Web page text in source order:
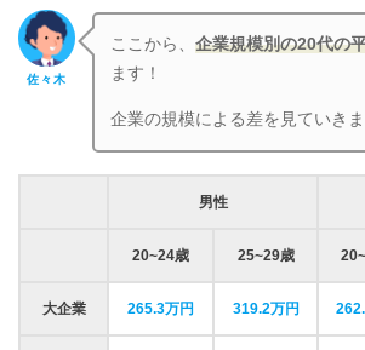
佐々木
ここから、企業規模別の20代の
ます！
企業の規模による差を見ていきま
男性
20~24歳 25~29歳
大企業 265.3万円 319.2万円